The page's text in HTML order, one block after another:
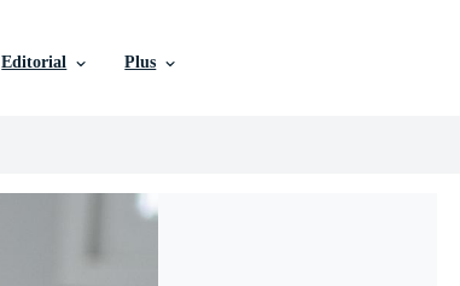
Editorial Plus